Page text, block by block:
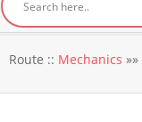
Navigation
Route :: Mechanics »»